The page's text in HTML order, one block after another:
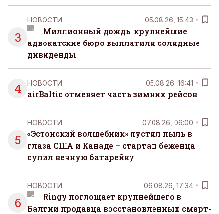
3
НОВОСТИ 05.08.26, 15:43
Миллионный дождь: крупнейшие
адвокатские бюро выплатили солидные
дивиденды
4 НОВОСТИ 05.08.26, 16:41
airBaltic отменяет часть зимних рейсов
5
НОВОСТИ 07.08.26, 06:00
«Эстонский волшебник» пустил пыль в
глаза США и Канаде – стартап беженца
сулил вечную батарейку
6
НОВОСТИ 06.08.26, 17:34
Ringy поглощает крупнейшего в
Балтии продавца восстановленных смарт-